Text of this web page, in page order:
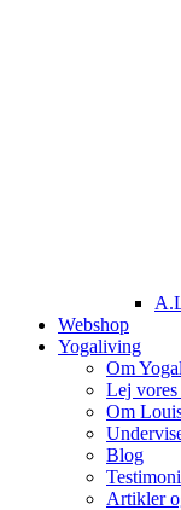
Webshop
Yogaliving
Om
Lej
Om
Blog
Artikler